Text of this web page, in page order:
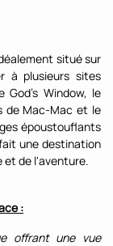
situé sur
à plusieurs sites
Window, le
de Mac-Mac et le
époustouflants
une destination
et de l'aventure.
:
offrant une vue